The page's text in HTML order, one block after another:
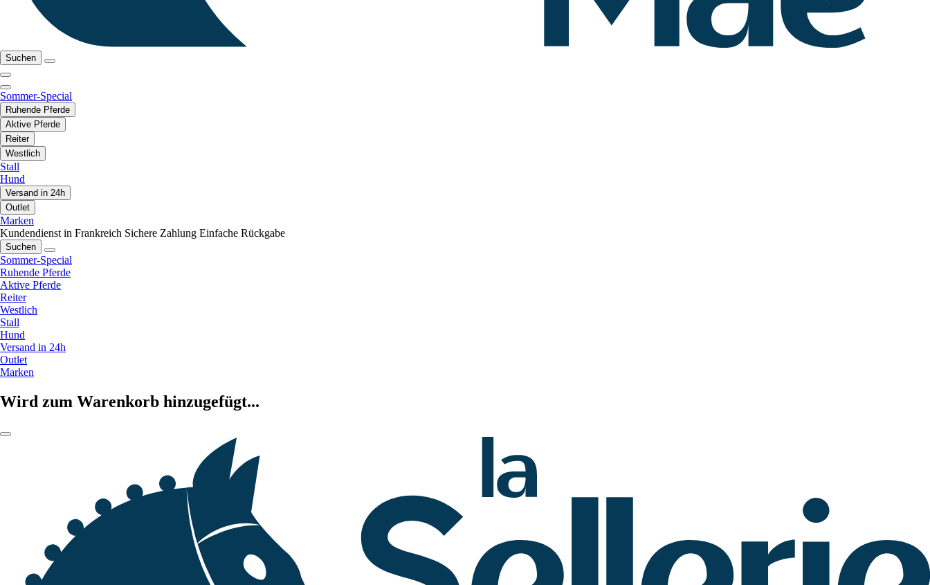
Suchen
Sommer-Special
Ruhende Pferde
Aktive Pferde
Reiter
Westlich
Stall
Hund
Versand in 24h
Outlet
Marken
Kundendienst in Frankreich Sichere Zahlung Einfache Rückgabe
Suchen
Sommer-Special
Ruhende Pferde
Aktive Pferde
Reiter
Westlich
Stall
Hund
Versand in 24h
Outlet
Marken
Wird zum Warenkorb hinzugefügt...